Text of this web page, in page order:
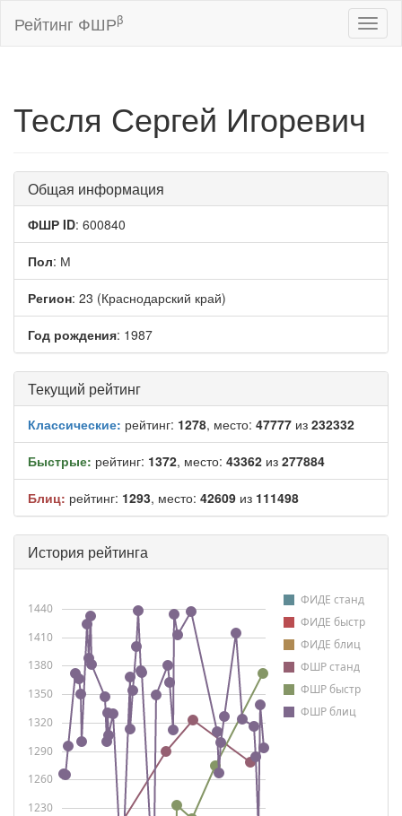
Рейтинг ФШРβ
Тесля Сергей Игоревич
Общая информация
ФШР ID: 600840
Пол: М
Регион: 23 (Краснодарский край)
Год рождения: 1987
Текущий рейтинг
Классические: рейтинг: 1278, место: 47777 из 232332
Быстрые: рейтинг: 1372, место: 43362 из 277884
Блиц: рейтинг: 1293, место: 42609 из 111498
История рейтинга
ФИДЕ станд
ФИДЕ быстр
ФИДЕ блиц
ФШР станд
ФШР быстр
ФШР блиц
1230
1260
1290
1320
1350
1380
1410
1440